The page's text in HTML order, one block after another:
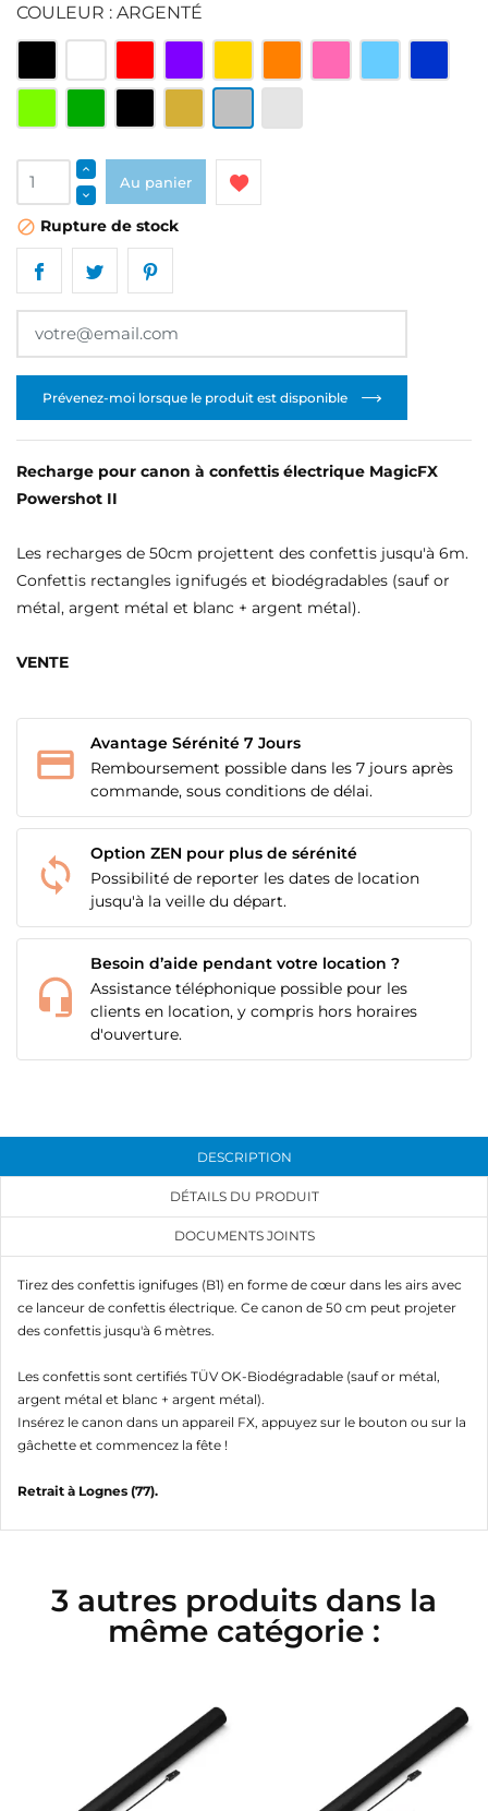
COULEUR : ARGENTÉ
Multicolore Rouge Violet Jaune Orange
Bleu
Vert
Vert Noir Argenté
Au panier
 Rupture de stock
Prévenez-moi lorsque le produit est disponible
Recharge pour canon à confettis électrique MagicFX
Powershot II
Les recharges de 50cm projettent des confettis jusqu'à 6m.
Confettis rectangles ignifugés et biodégradables (sauf or
métal, argent métal et blanc + argent métal).
VENTE
Avantage Sérénité 7 Jours
Remboursement possible dans les 7 jours après
commande, sous conditions de délai.
Option ZEN pour plus de sérénité
Possibilité de reporter les dates de location
jusqu'à la veille du départ.
Besoin d’aide pendant votre location ?
Assistance téléphonique possible pour les
clients en location, y compris hors horaires
d'ouverture.
DESCRIPTION
DÉTAILS DU PRODUIT
DOCUMENTS JOINTS
Tirez des confettis ignifuges (B1) en forme de cœur dans les airs avec
ce lanceur de confettis électrique. Ce canon de 50 cm peut projeter
des confettis jusqu'à 6 mètres.
Les confettis sont certifiés TÜV OK-Biodégradable (sauf or métal,
argent métal et blanc + argent métal).
Insérez le canon dans un appareil FX, appuyez sur le bouton ou sur la
gâchette et commencez la fête !
Retrait à Lognes (77).
3 autres produits dans la
même catégorie :
add_circle_outlineCréer une nouvelle liste
CRÉER UNE LISTE D'ENVIES
à votre liste d'envies.
Annuler Connexion